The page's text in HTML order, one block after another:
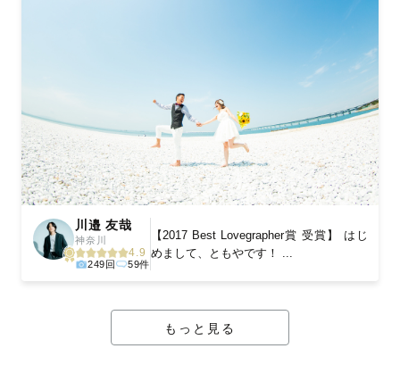
川邉 友哉
神奈川
4.9
249回 59件
【2017 Best Lovegrapher賞 受賞】 はじ
めまして、ともやです！ ...
もっと見る